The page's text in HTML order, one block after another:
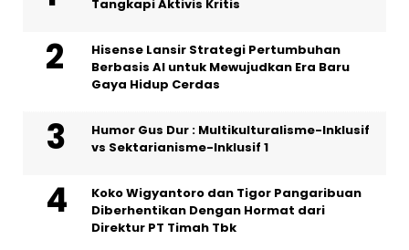
Tangkapi Aktivis Kritis
Hisense Lansir Strategi Pertumbuhan
Berbasis AI untuk Mewujudkan Era Baru
Gaya Hidup Cerdas
Humor Gus Dur : Multikulturalisme-Inklusif
vs Sektarianisme-Inklusif 1
Koko Wigyantoro dan Tigor Pangaribuan
Diberhentikan Dengan Hormat dari
Direktur PT Timah Tbk